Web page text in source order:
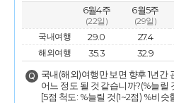
6월4주
(22일)
6월5주
(29일)
국내여행
29.0 27.4
해외여행 35.3 32.9
국내(해외)여행만 보면 향후 1년간
어느 정도 될 것 같습니까?(%늘릴
[5점 척도: %늘릴 것(1~2점) %비